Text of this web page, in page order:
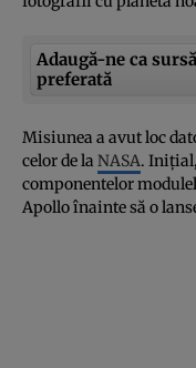
Adaugă-ne ca sursă
preferată
Misiunea a avut loc
celor de la NASA.
componentelor
Apollo înainte să o